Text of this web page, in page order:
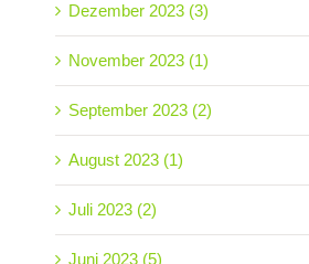
Dezember 2023 (3)
November 2023 (1)
September 2023 (2)
August 2023 (1)
Juli 2023 (2)
Juni 2023 (5)